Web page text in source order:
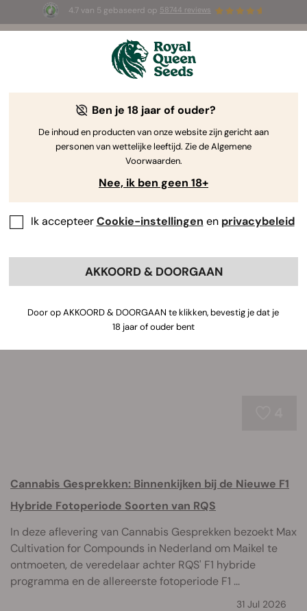
4.7 van 5 gebaseerd op 58744 reviews
3 White Widow Auto zaadjesGRATIS voor de
The RQS Blog
Wietwetenschap en gezondheid
De cannabiswetenschap is een snelgroeiend en
hoogte van de laatste doorbraken en lees alles over
onderzoeken naar THC en CBD, en baanbrekende case
omtrent wiet vind je hier.
Cannabis Gesprekken: Binnenkijken bij de Nieuwe F1
Hybride Fotoperiode Soorten van RQS
In deze aflevering van Cannabis Gesprekken bezoekt Max
Cultivation for Compounds in Nederland om Maikel te
ontmoeten, de veredelaar achter RQS' F1 hybride
programma en de allereerste fotoperiode F1 ...
31 Jul 2026
Ben je 18 jaar of ouder?
De inhoud en producten van onze website zijn gericht aan
personen van wettelijke leeftijd. Zie de Algemene
Voorwaarden.
Nee, ik ben geen 18+
Ik accepteerCookie-instellingen en privacybeleid
AKKOORD & DOORGAAN
Door op AKKOORD & DOORGAAN te klikken, bevestig je dat je
18 jaar of ouder bent